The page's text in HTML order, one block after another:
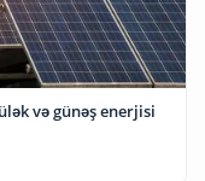
və günəş enerjisi